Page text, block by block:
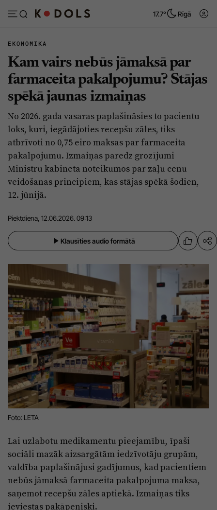
17.7° Rīgā
Abonēt Pieslēgties
Ziņas
Politika
Pašvaldības
Izglītība
Veselība
Ģimene
Drošība
Tēmas
Viedokļi
Dzīve un ticība
Ekonomika
Krimināli
Pierīga
Ādaži
Ķekava
Mārupe
Olaine
Ropaži
Salaspils
Jūrmala
Projekti
Mediju atbalsta fonds
Zivju fonds
Zaļā nākotne
Iedvesmai nav vecuma
Vide
Kodols
Reklāma
Par laikrakstu
Privātuma politika
Ētikas kodekss
EKONOMIKA
Kam vairs nebūs jāmaksā par
farmaceita pakalpojumu? Stājas
spēkā jaunas izmaiņas
No 2026. gada vasaras paplašināsies to pacientu
loks, kuri, iegādājoties recepšu zāles, tiks
atbrīvoti no 0,75 eiro maksas par farmaceita
pakalpojumu. Izmaiņas paredz grozījumi
Ministru kabineta noteikumos par zāļu cenu
veidošanas principiem, kas stājas spēkā šodien,
12. jūnijā.
Piektdiena, 12.06.2026. 09:13
Klausīties audio formātā
Foto: LETA
Lai uzlabotu medikamentu pieejamību, īpaši
sociāli mazāk aizsargātām iedzīvotāju grupām,
valdība paplašinājusi gadījumus, kad pacientiem
nebūs jāmaksā farmaceita pakalpojuma maksa,
saņemot recepšu zāles aptiekā. Izmaiņas tiks
ieviestas pakāpeniski.